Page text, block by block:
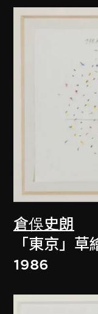
倉俁史朗
「東京」草
1986